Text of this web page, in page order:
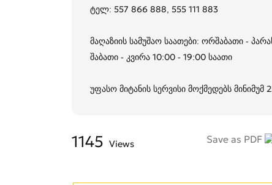
ტელ: 557 866 888, 555 111 883
მაღაზიის სამუშაო საათები: ორშაბათი -
შაბათი - კვირა 10:00 - 19:00 საათი
უფასო მიტანის სერვისი მოქმედებს
Save as PDF
1145 Views